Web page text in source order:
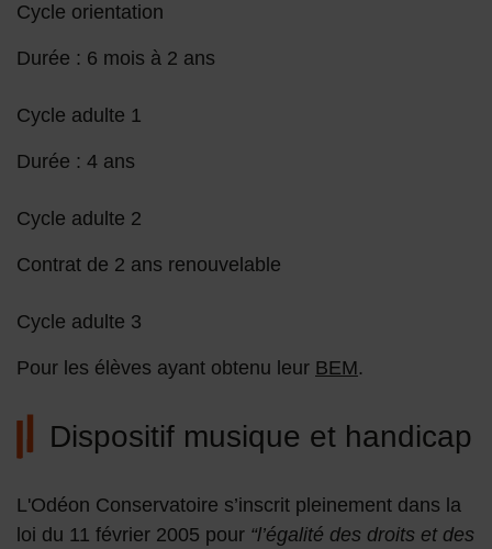
Cycle orientation
Durée : 6 mois à 2 ans
Cycle adulte 1
Durée : 4 ans
Cycle adulte 2
Contrat de 2 ans renouvelable
Cycle adulte 3
Pour les élèves ayant obtenu leur BEM.
Dispositif musique et handicap
L'Odéon Conservatoire s’inscrit pleinement dans la
loi du 11 février 2005 pour “l’égalité des droits et des